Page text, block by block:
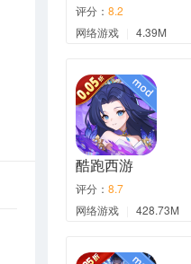
评分： 8.2
网络游戏
4.39M
酷跑西游
评分： 8.7
网络游戏
428.73M